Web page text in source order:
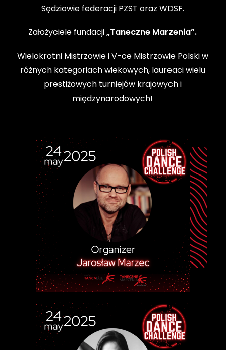
Sędziowie federacji PZST oraz WDSF.
Założyciele fundacji„Taneczne Marzenia”.
Wielokrotni Mistrzowie i V-ce Mistrzowie Polski w
różnych kategoriach wiekowych, laureaci wielu
prestiżowych turniejów krajowych i
międzynarodowych!